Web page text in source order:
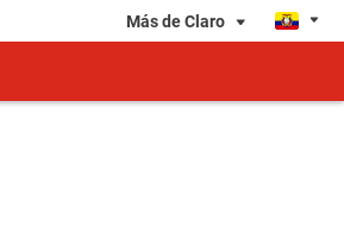
Más de Claro